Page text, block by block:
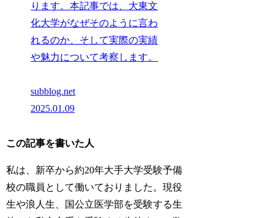
ります。本記事では、大東文
化大学がなぜそのように言わ
れるのか、そして実際の実績
や魅力について考察します。
subblog.net
2025.01.09
この記事を書いた人
私は、新卒から約20年大手大学受験予備
校の職員として働いておりました。現役
生や浪人生、国公立医学部を受験する生